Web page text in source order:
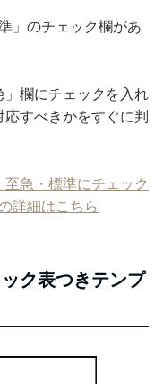
」のチェック欄があ
欄にチェックを入れ
すべきかをすぐに判
急・標準にチェック
詳細はこちら
ク表つきテンプ